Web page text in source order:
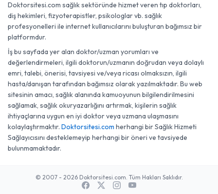
Doktorsitesi.com sağlık sektöründe hizmet veren tıp doktorları,
diş hekimleri, fizyoterapistler, psikologlar vb. sağlık
profesyonelleri ile internet kullanıcılarını buluşturan bağımsız bir
platformdur.
İş bu sayfada yer alan doktor/uzman yorumları ve
değerlendirmeleri, ilgili doktorun/uzmanın doğrudan veya dolaylı
emri, talebi, önerisi, tavsiyesi ve/veya ricası olmaksızın, ilgili
hasta/danışan tarafından bağımsız olarak yazılmaktadır. Bu web
sitesinin amacı, sağlık alanında kamuoyunun bilgilendirilmesini
sağlamak, sağlık okuryazarlığını artırmak, kişilerin sağlık
ihtiyaçlarına uygun en iyi doktor veya uzmana ulaşmasını
kolaylaştırmaktır. Doktorsitesi.com herhangi bir Sağlık Hizmeti
Sağlayıcısını desteklemeyip herhangi bir öneri ve tavsiyede
bulunmamaktadır.
© 2007 - 2026 Doktorsitesi.com. Tüm Hakları Saklıdır.